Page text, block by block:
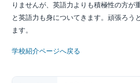
りませんが、英語力よりも積極性の方
と英語力も身についてきます。頑張ろう
ます。
学校紹介ページへ戻る